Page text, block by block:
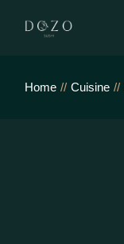
Home Cuisine